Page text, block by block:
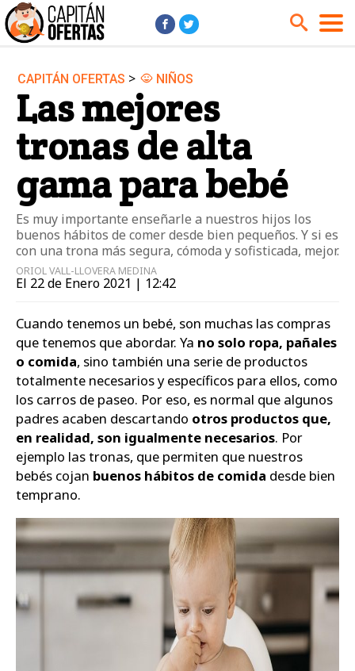
Audio y Música
Cine y Series
Coches
Deportes
Financiero
Hogar
Hoteles
Jardín
Juguetes
Libros
Moda él
Moda ella
Motos
Móviles
Tecnología
TV
Videojuegos
Vuelos
Zapatos
CAPITÁN OFERTAS > NIÑOS
Las mejores
tronas de alta
gama para bebé
Es muy importante enseñarle a nuestros hijos los
buenos hábitos de comer desde bien pequeños. Y si es
con una trona más segura, cómoda y sofisticada, mejor.
ORIOL VALL-LLOVERA MEDINA
El 22 de Enero 2021 | 12:42
Cuando tenemos un bebé, son muchas las compras
que tenemos que abordar. Ya no solo ropa, pañales
o comida, sino también una serie de productos
totalmente necesarios y específicos para ellos, como
los carros de paseo. Por eso, es normal que algunos
padres acaben descartando otros productos que,
en realidad, son igualmente necesarios. Por
ejemplo las tronas, que permiten que nuestros
bebés cojan buenos hábitos de comida desde bien
temprano.